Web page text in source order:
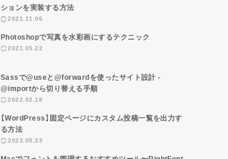
ションを実装する方法
2021.11.06
Photoshopで写真を水彩画にするテクニック
2021.05.22
Sassで@useと@forwardを使ったサイト設計 -
@importから切り替える手順
2022.02.18
【WordPress】固定ページにカスタム投稿一覧を出力す
る方法
2023.05.23